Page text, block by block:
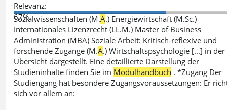
Relevanz:
67%
Sozialwissenschaften (M.A.) Energiewirtschaft (M.Sc.)
Internationales Lizenzrecht (LL.M.) Master of Business
Administration (MBA) Soziale Arbeit: Kritisch-reflexive und
forschende Zugänge (M.A.) Wirtschaftspsychologie [...] in der
Übersicht dargestellt. Eine detaillierte Darstellung der
Studieninhalte finden Sie im Modulhandbuch . *Zugang Der
Studiengang hat besondere Zugangsvoraussetzungen: Er
sich vor allem an: